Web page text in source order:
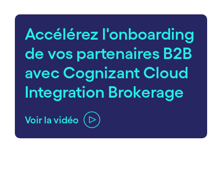
Accélérez l'onboarding
de vos partenaires B2B
avec Cognizant Cloud
Integration Brokerage
Voir la vidéo